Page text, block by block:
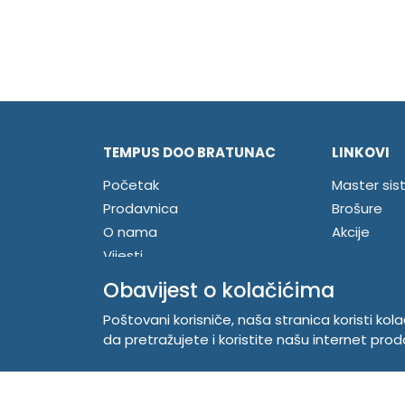
TEMPUS DOO BRATUNAC
Početak
Prodavnica
O nama
Vijesti
Kontakt
Registrujte se
Prijavite se
LINKOVI
Master
Brošure
Akcije
Obavijest o kolačićima
Poštovani korisniče, naša stranica koristi
da pretražujete i koristite našu internet